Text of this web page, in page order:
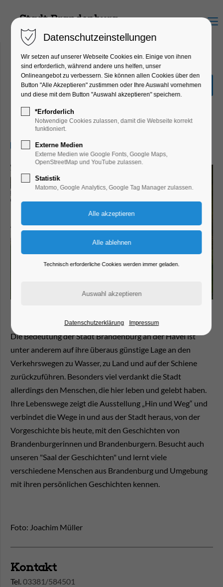
Menu
Sonderausstellung "Hin &
Weg"
Ausstellung, Kinder, Jugend, Kunst,
Mitmach-Aktion
05.07.2026, 13:00–17:00
Die Bedeutung der Stadt Brandenburg an der Havel ist
unter anderem auf ihre überaus günstige Lage an den
Verkehrswegen zu Wasser, zu Land und auf der Schiene
zurückzuführen. Besonders viel verdankt die Stadt
allerdings den Menschen, die hier leben und gelebt haben.
Ihre Lebenswege zeigt die Ausstellung „Hin und Weg“ und
verbindet die Wege in und aus der Stadt heraus, von der
Vorgeschichte bis heute, mit den Geschichten von
Brandenburgerinnen und Brandenburgern. Besucht auch
unseren "Saal der Geschichten" und lernt viele
verschiedene Menschen aus Brandenburg und Umgebung
mit ihren persönlichen Geschichten kennen.
Foto: Joachim Müller
Kontakt
Tel.03381/584501
Datenschutzeinstellungen
Wir setzen auf unserer Webseite Cookies ein. Einige von ihnen
sind erforderlich, während andere uns helfen, unser
Onlineangebot zu verbessern. Sie können allen Cookies über den
Button "Alle Akzeptieren" zustimmen oder Ihre Auswahl vornehmen
und diese mit dem Button "Auswahl akzeptieren" speichern.
*Erforderlich
Notwendige Cookies zulassen, damit die Webseite korrekt
funktioniert.
Externe Medien
Externe Medien wie Google Fonts, Google Maps,
OpenStreetMap und YouTube zulassen.
Statistik
Matomo, Google Analytics, Google Tag Manager zulassen.
Technisch erforderliche Cookies werden immer geladen.
Datenschutzerklärung Impressum